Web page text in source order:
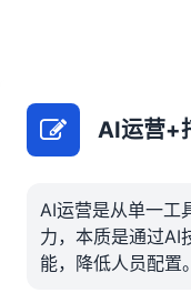
AI运营+
AI运营是从单一工
力，本质是通过AI
能，降低人员配置。